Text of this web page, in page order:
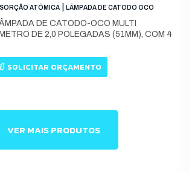
ATÔMICA LÂMPADA DE CATODO OCO
DE CATODO-OCO MULTI
DE 2,0 POLEGADAS (51MM), COM 4
SOLICITAR ORÇAMENTO
VER MAIS PRODUTOS